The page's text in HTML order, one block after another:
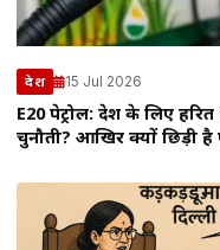
देश 15 Jul 2026
E20 पेट्रोल: देश के लिए
चुनौती? आखिर क्यों छिड़ी